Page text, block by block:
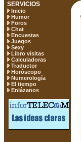
SERVICIOS
Inicio
Humor
Foros
Chat
Encuestas
Juegos
Sexy
Libro visitas
Calculadoras
Traductor
Horóscopo
Numerología
El tiempo
Enlázanos